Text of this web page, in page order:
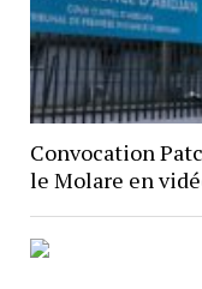
Convocation
le Molare en